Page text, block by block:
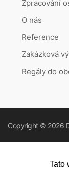
Zpracování
O nás
Reference
Zakázková
Regály do
Copyright © 2026
Tato